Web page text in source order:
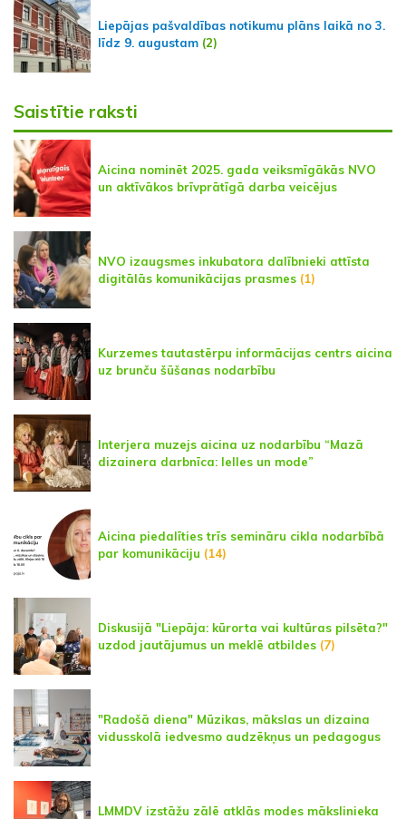
Liepājas pašvaldības notikumu plāns laikā no 3.
līdz 9. augustam (2)
Saistītie raksti
Aicina nominēt 2025. gada veiksmīgākās NVO
un aktīvākos brīvprātīgā darba veicējus
NVO izaugsmes inkubatora dalībnieki attīsta
digitālās komunikācijas prasmes (1)
Kurzemes tautastērpu informācijas centrs aicina
uz brunču šūšanas nodarbību
Interjera muzejs aicina uz nodarbību “Mazā
dizainera darbnīca: lelles un mode”
Aicina piedalīties trīs semināru cikla nodarbībā
par komunikāciju (14)
Diskusijā "Liepāja: kūrorta vai kultūras pilsēta?"
uzdod jautājumus un meklē atbildes (7)
"Radošā diena" Mūzikas, mākslas un dizaina
vidusskolā iedvesmo audzēkņus un pedagogus
LMMDV izstāžu zālē atklās modes mākslinieka